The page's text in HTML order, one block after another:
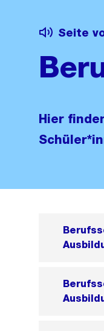
Seite
Hier